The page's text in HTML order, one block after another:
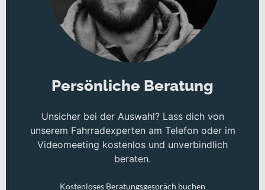
Persönliche Beratung
Unsicher bei der Auswahl? Lass dich von
unserem Fahrradexperten am Telefon oder im
Videomeeting kostenlos und unverbindlich
beraten.
Kostenloses Beratungsgespräch buchen